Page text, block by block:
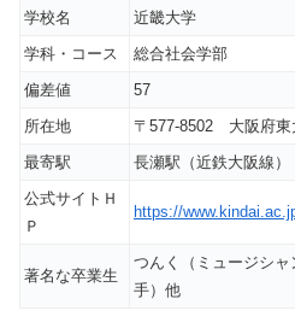
学校名
近畿大学
学科・コース
総合社会学部
偏差値
57
所在地
〒577-8502 大阪府
最寄駅
長瀬駅（近鉄大阪線）
公式サイトＨ
Ｐ
https://
著名な卒業生
つんく（ミュージシ
手）他